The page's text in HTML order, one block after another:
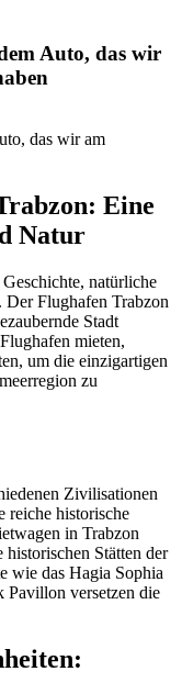
Auto, das wir
Eine
Natur
natürliche
Der Flughafen Trabzon
Stadt
mieten,
um die einzigartigen
zu
Zivilisationen
reiche historische
in Trabzon
Stätten der
wie das Hagia Sophia
Pavillon versetzen die